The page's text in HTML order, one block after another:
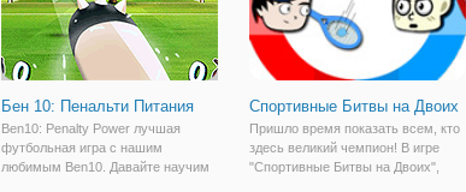
Бен 10: Пенальти Питания
Ben10: Penalty Power лучшая
футбольная игра с нашим
любимым Ben10. Давайте научим
Спортивные Битвы на Двоих
Пришло время показать всем, кто
здесь великий чемпион! В игре
"Спортивные Битвы на Двоих",